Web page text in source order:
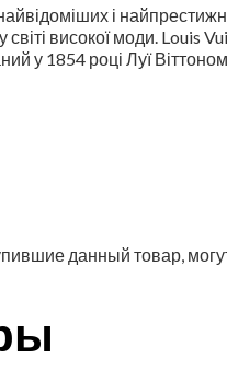
і
світі високої моди. Louis
у 1854 році Луї Віттоном.
данный товар,